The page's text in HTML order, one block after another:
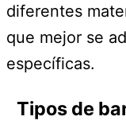
diferentes
que mejor se
específicas.
Tipos de